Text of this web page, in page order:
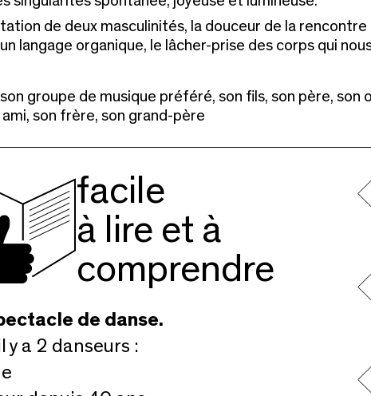
de deux masculinités, la douceur de la rencontre
langage organique, le lâcher-prise des corps qui
groupe de musique préféré, son fils, son père, son
ami, son frère, son grand-père
facile
à lire et à
comprendre
de danse.
y a 2 danseurs :